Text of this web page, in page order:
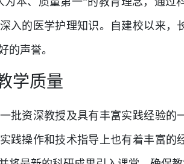
入的医学护理知识。自建校以来
的声誉。
学质量
批资深教授及具有丰富实践经验
践操作和技术指导上也有着丰富